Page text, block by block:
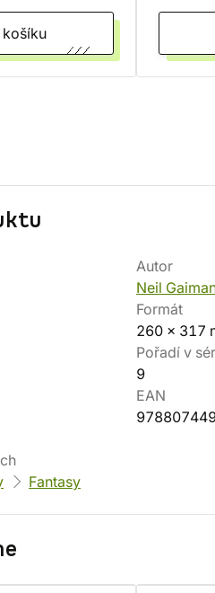
Autor
Neil
Formát
260 x 317
Pořadí v
9
EAN
Fantasy